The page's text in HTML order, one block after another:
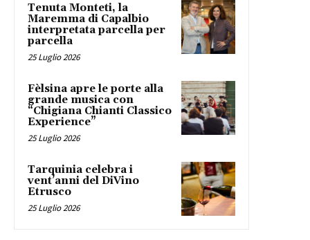
Tenuta Monteti, la
Maremma di Capalbio
interpretata parcella per
parcella
25 Luglio 2026
Fèlsina apre le porte alla
grande musica con
“Chigiana Chianti Classico
Experience”
25 Luglio 2026
Tarquinia celebra i
vent’anni del DiVino
Etrusco
25 Luglio 2026